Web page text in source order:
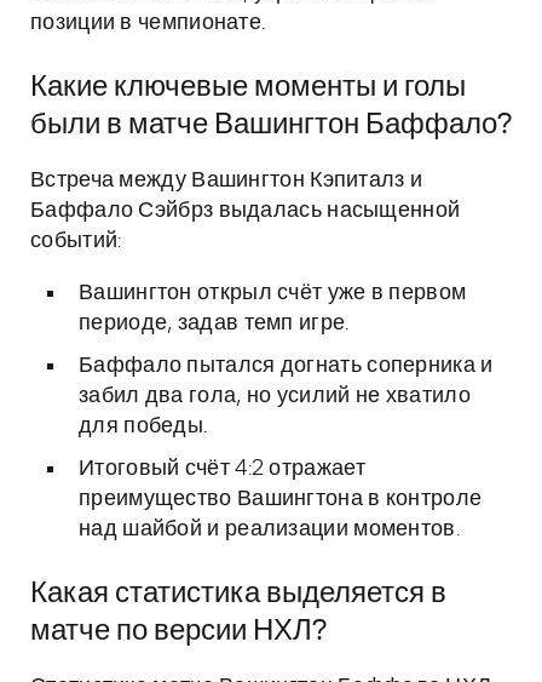
позиции в чемпионате.
Какие ключевые моменты и голы
были в матче Вашингтон Баффало?
Встреча между Вашингтон Кэпиталз и
Баффало Сэйбрз выдалась насыщенной
событий:
Вашингтон открыл счёт уже в первом
периоде, задав темп игре.
Баффало пытался догнать соперника и
забил два гола, но усилий не хватило
для победы.
Итоговый счёт 4:2 отражает
преимущество Вашингтона в контроле
над шайбой и реализации моментов.
Какая статистика выделяется в
матче по версии НХЛ?